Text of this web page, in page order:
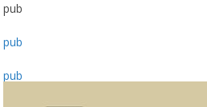
pub
pub
pub